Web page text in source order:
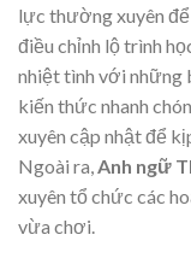
lực thường xuyên
điều chỉnh lộ trình
nhiệt tình với những
kiến thức nhanh
xuyên cập nhật để
Ngoài ra,Anh ngữ
xuyên tổ chức các
vừa chơi.